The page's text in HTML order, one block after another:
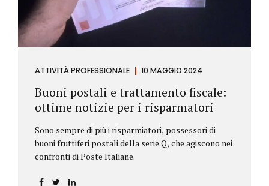
ATTIVITÀ PROFESSIONALE 10 MAGGIO 2024
Buoni postali e trattamento fiscale:
ottime notizie per i risparmatori
Sono sempre di più i risparmiatori, possessori di
buoni fruttiferi postali della serie Q, che agiscono nei
confronti di Poste Italiane.